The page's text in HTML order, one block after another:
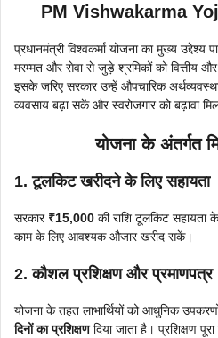
PM Vishwakarma
प्रधानमंत्री विश्वकर्मा योजना का मुख्य उद्देश्य
मरम्मत और सेवा से जुड़े श्रमिकों को वित्तीय
इसके जरिए सरकार उन्हें औपचारिक
व्यवसाय बढ़ा सकें और स्वरोजगार को बढ़ावा
योजना के अंतर्गत
1. टूलकिट खरीदने के लिए सहायता
सरकार₹15,000 की राशि टूलकिट सहायता
काम के लिए आवश्यक औजार खरीद सकें।
2. कौशल प्रशिक्षण और प्रमाणपत्र
योजना के तहत लाभार्थियों को आधुनिक
दिनों का प्रशिक्षणदिया जाता है। प्रशिक्षण